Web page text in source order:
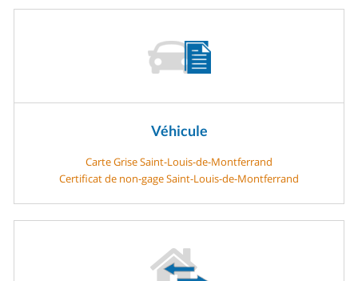
Véhicule
Carte Grise Saint-Louis-de-Montferrand
Certificat de non-gage Saint-Louis-de-Montferrand